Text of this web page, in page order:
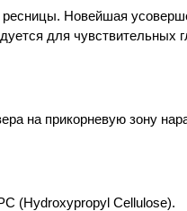
Новейшая
для чувствительных
на прикорневую зону
(Hydroxypropyl Cellulose).